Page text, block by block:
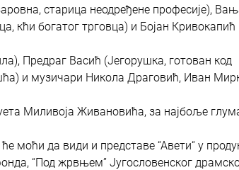
старица неодређене професије),
кћи богатог трговца) и Бојан Кривокапић
Предраг Васић (Јегорушка, готован код
и музичари Никола Драговић, Иван
Миливоја Живановића, за најбоље
моћи да види и представе “Авети“ у
“Под жрвњем” Југословенског